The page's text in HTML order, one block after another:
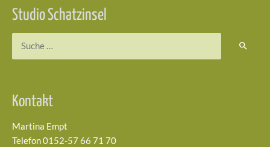
Studio Schatzinsel
Kontakt
Martina Empt
Telefon 0152-57 66 71 70